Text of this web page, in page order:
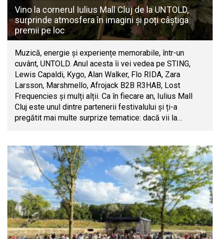
Vino la cornerul Iulius Mall Cluj de la UNTOLD,
surprinde atmosfera în imagini și poți câștiga
premii pe loc
Muzică, energie și experiențe memorabile, într-un
cuvânt, UNTOLD. Anul acesta îi vei vedea pe STING,
Lewis Capaldi, Kygo, Alan Walker, Flo RIDA, Zara
Larsson, Marshmello, Afrojack B2B R3HAB, Lost
Frequencies și mulți alții. Ca în fiecare an, Iulius Mall
Cluj este unul dintre partenerii festivalului și ți-a
pregătit mai multe surprize tematice: dacă vii la…